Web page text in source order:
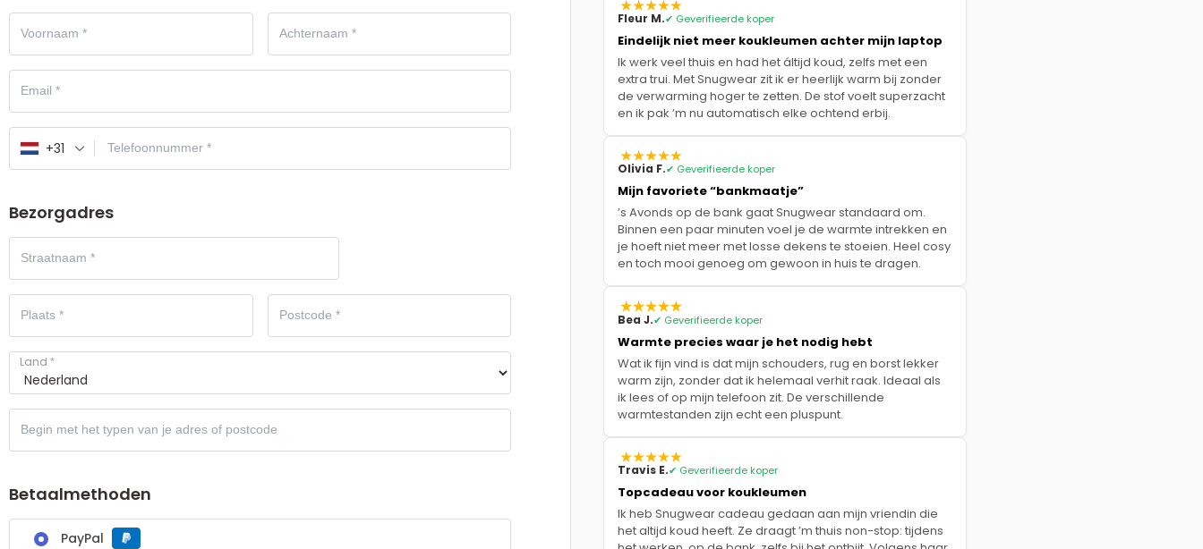
+31
Bezorgadres
Land *
Betaalmethoden
PayPal
Fleur M.✔ Geverifieerde koper
Eindelijk niet meer koukleumen achter mijn laptop
Ik werk veel thuis en had het áltijd koud, zelfs met een
extra trui. Met Snugwear zit ik er heerlijk warm bij zonder
de verwarming hoger te zetten. De stof voelt superzacht
en ik pak ’m nu automatisch elke ochtend erbij.
Olivia F.✔ Geverifieerde koper
Mijn favoriete “bankmaatje”
’s Avonds op de bank gaat Snugwear standaard om.
Binnen een paar minuten voel je de warmte intrekken en
je hoeft niet meer met losse dekens te stoeien. Heel cosy
en toch mooi genoeg om gewoon in huis te dragen.
Bea J.✔ Geverifieerde koper
Warmte precies waar je het nodig hebt
Wat ik fijn vind is dat mijn schouders, rug en borst lekker
warm zijn, zonder dat ik helemaal verhit raak. Ideaal als
ik lees of op mijn telefoon zit. De verschillende
warmtestanden zijn echt een pluspunt.
Travis E.✔ Geverifieerde koper
Topcadeau voor koukleumen
Ik heb Snugwear cadeau gedaan aan mijn vriendin die
het altijd koud heeft. Ze draagt ’m thuis non-stop: tijdens